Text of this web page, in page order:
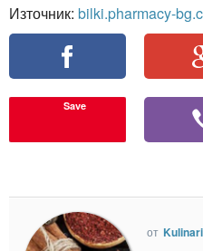
Източник: bilki.pharmacy-
Save
от